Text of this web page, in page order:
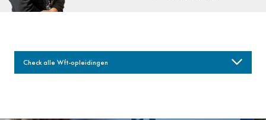
Check alle Wft-opleidingen